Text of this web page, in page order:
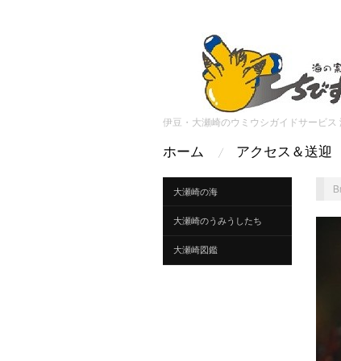
伊豆・大瀬崎のウミウシガイドサービス
ホーム アクセス＆送迎
大瀬崎の海
大瀬崎のうみうしたち
大瀬崎図鑑